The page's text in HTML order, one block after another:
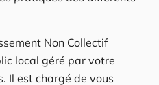
Non Collectif
local géré par votre
Il est chargé de vous